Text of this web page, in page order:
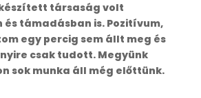
társaság volt
és támadásban is. Pozitívum,
egy percig sem állt meg és
csak tudott. Megyünk
sok munka áll még előttünk.